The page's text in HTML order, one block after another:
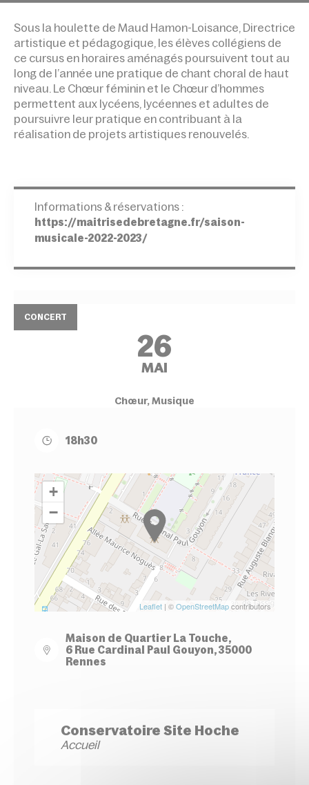
MOMENT MUSICAL – EN PETITS GROUPES
Sous la houlette de Maud Hamon-Loisance, Directrice
artistique et pédagogique, les élèves collégiens de
ce cursus en horaires aménagés poursuivent tout au
long de l’année une pratique de chant choral de haut
niveau. Le Chœur féminin et le Chœur d’hommes
permettent aux lycéens, lycéennes et adultes de
poursuivre leur pratique en contribuant à la
réalisation de projets artistiques renouvelés.
Informations & réservations :
https://maitrisedebretagne.fr/saison-
musicale-2022-2023/
CONCERT
26
MAI
Chœur, Musique
18h30
+
−
Leaflet | ©OpenStreetMapcontributors
Maison de Quartier La Touche,
6 Rue Cardinal Paul Gouyon, 35000
Rennes
Conservatoire Site Hoche
Accueil